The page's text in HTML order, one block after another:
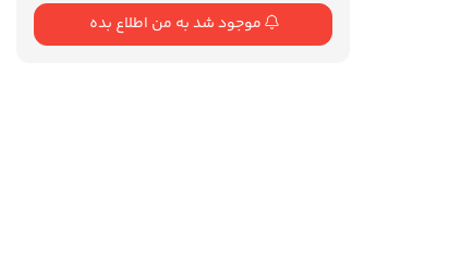
موجود شد به من اطلاع بده